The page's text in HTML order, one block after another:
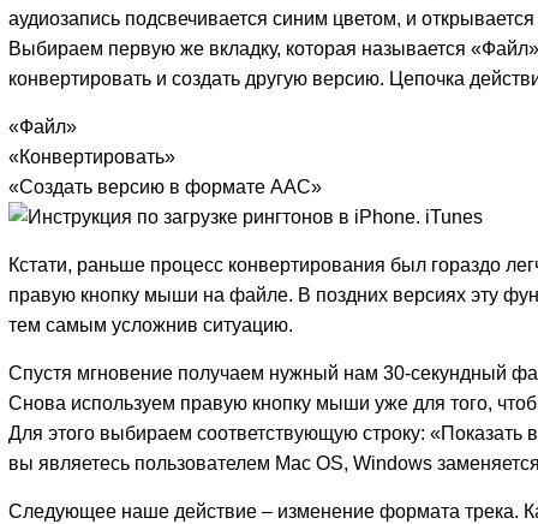
аудиозапись подсвечивается синим цветом, и
Выбираем первую же вкладку, которая называется
конвертировать и создать другую версию. Цепочка
«Файл»
«Конвертировать»
«Создать версию в формате AAC»
Кстати, раньше процесс конвертирования был гораздо
правую кнопку мыши на файле. В поздних версиях эту
тем самым усложнив ситуацию.
Спустя мгновение получаем нужный нам 30-секундный
Снова используем правую кнопку мыши уже для того,
Для этого выбираем соответствующую строку: «Показать
вы являетесь пользователем Mac OS, Windows
Следующее наше действие – изменение формата трека.